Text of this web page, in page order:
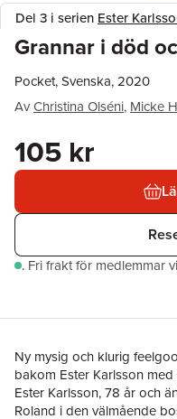
Del 3 i serien Ester
Grannar i död
Pocket, Svenska, 2020
AvChristina Olséni, Micke
105 kr
. Fri frakt för medlemmar
Ny mysig och klurig
bakom Ester Karlsson
Ester Karlsson, 78 år och
Roland i den välmående